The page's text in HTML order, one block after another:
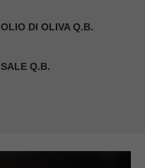
OLIO DI OLIVA Q.B.
SALE Q.B.